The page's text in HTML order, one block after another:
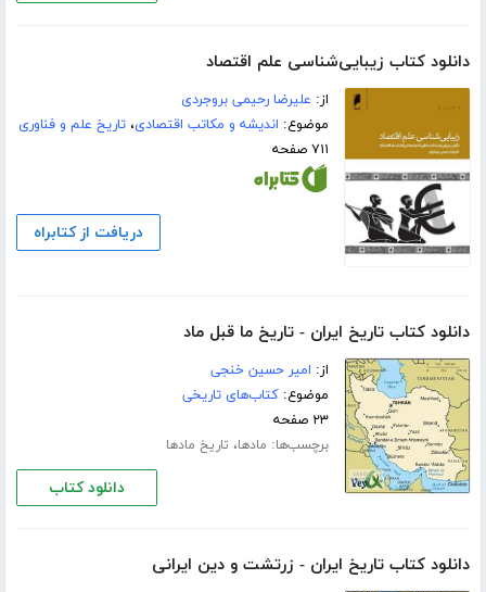
دانلود کتاب زیبایی‌شناسی علم اقتصاد
از: علیرضا رحیمی بروجردی
موضوع: اندیشه و مکاتب اقتصادی،تاریخ علم و فناوری
۷۱۱ صفحه
دریافت از کتابراه
دانلود کتاب تاریخ ایران - تاریخ ما قبل ماد
از: امیر حسین خنجی
موضوع:کتاب‌های تاریخی
۲۳ صفحه
برچسب‌ها: مادها، تاریخ مادها
دانلود کتاب
دانلود کتاب تاریخ ایران - زرتشت و دین ایرانی